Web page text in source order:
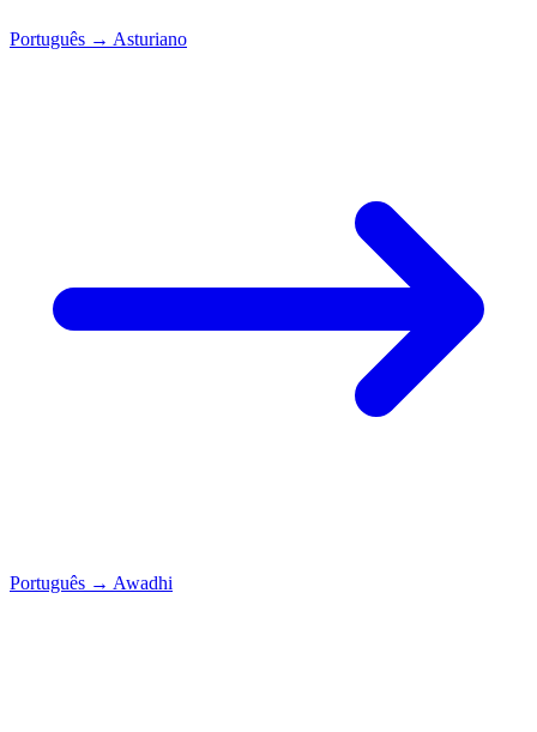
Português → Asturiano
Português → Awadhi